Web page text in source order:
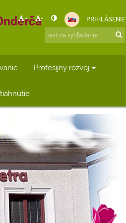
+ - PRIHLÁSENIE
Profesijný rozvoj